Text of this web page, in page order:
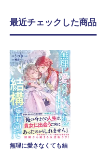
最近チェックした商品
無理に愛さなくても結